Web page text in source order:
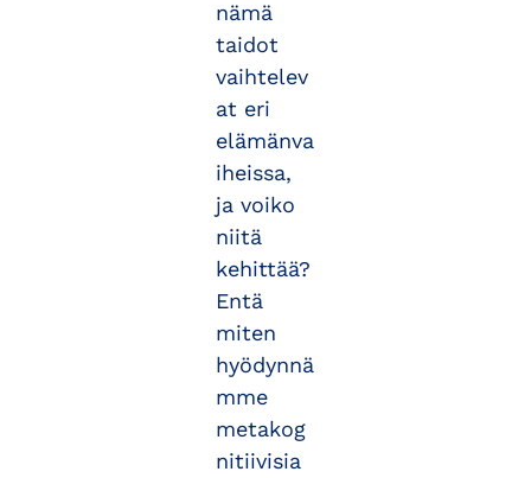
nämä
taidot
vaihtelev
at eri
elämänva
iheissa,
ja voiko
niitä
kehittää?
Entä
miten
hyödynnä
mme
metakog
nitiivisia